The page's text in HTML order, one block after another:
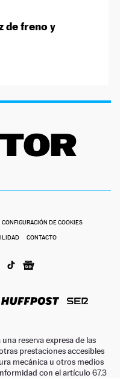
de freno y
CONFIGURACIÓN DE COOKIES
CONTACTO
una reserva expresa de las
prestaciones accesibles
mecánica u otros medios
con el artículo 67.3